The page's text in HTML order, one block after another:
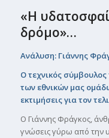
«Η
δρόµο»…
Ανάλυση: Γιάννης
Ο τεχνικός
των εθνικών µας
εκτιµήσεις για τον
Ο Γιάννης Φράγκος,
γνώσεις γύρω από την